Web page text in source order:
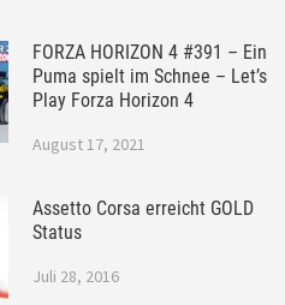
FORZA HORIZON 4 #391 – Ein
Puma spielt im Schnee – Let’s
Play Forza Horizon 4
August 17, 2021
Assetto Corsa erreicht GOLD
Status
Juli 28, 2016